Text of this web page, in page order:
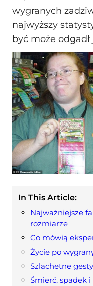
wygranych
najwyższy
być może
In This Article:
Najważniejsze
rozmiarze
Co mówią
Życie po
Szlachetne
Śmierć, spadek